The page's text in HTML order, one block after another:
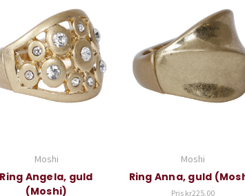
Moshi
Ring Angela, guld
(Moshi)
Moshi
Ring Anna, guld
Pris kr225.00